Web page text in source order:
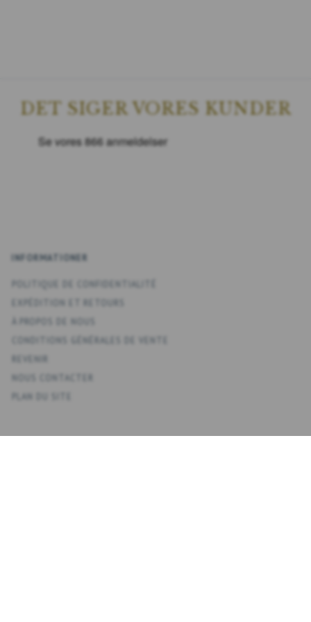
DET SIGER VORES KUNDER
INFORMATIONER
POLITIQUE DE CONFIDENTIALITÉ
CONDITIONS GÉNÉRALES DE VENTE
PLAN DU SITE